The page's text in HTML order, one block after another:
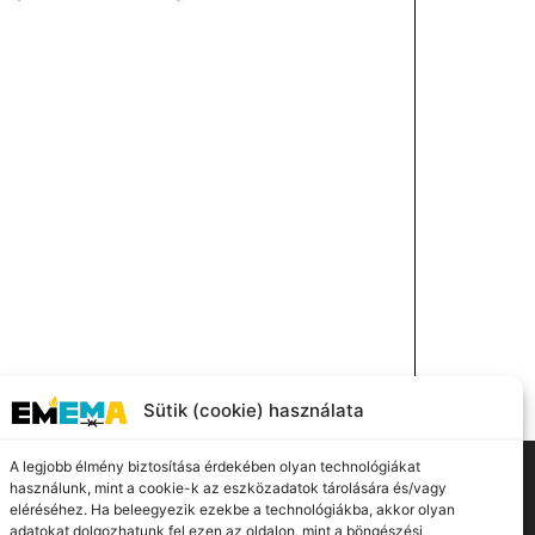
Sütik (cookie) használata
A legjobb élmény biztosítása érdekében olyan technológiákat
használunk, mint a cookie-k az eszközadatok tárolására és/vagy
eléréséhez. Ha beleegyezik ezekbe a technológiákba, akkor olyan
adatokat dolgozhatunk fel ezen az oldalon, mint a böngészési